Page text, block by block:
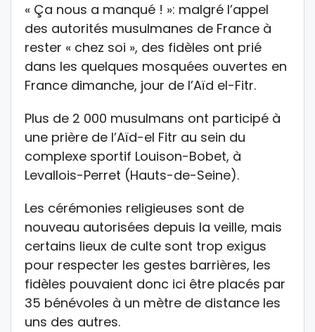
« Ça nous a manqué ! »: malgré l’appel
des autorités musulmanes de France à
rester « chez soi », des fidèles ont prié
dans les quelques mosquées ouvertes en
France dimanche, jour de l’Aïd el-Fitr.
Plus de 2 000 musulmans ont participé à
une prière de l’Aïd-el Fitr au sein du
complexe sportif Louison-Bobet, à
Levallois-Perret (Hauts-de-Seine).
Les cérémonies religieuses sont de
nouveau autorisées depuis la veille, mais
certains lieux de culte sont trop exigus
pour respecter les gestes barrières, les
fidèles pouvaient donc ici être placés par
35 bénévoles à un mètre de distance les
uns des autres.